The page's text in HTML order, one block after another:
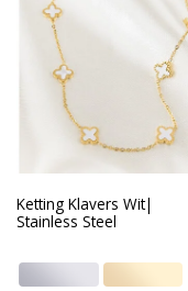
Ketting Klavers Wit|
Stainless Steel